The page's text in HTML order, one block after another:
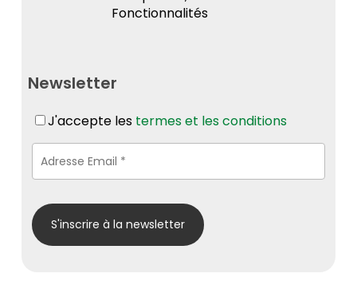
Fonctionnalités
Newsletter
J'accepte les termes et les conditions